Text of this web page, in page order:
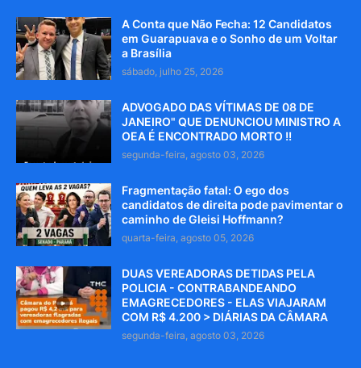
A Conta que Não Fecha: 12 Candidatos
em Guarapuava e o Sonho de um Voltar
a Brasília
sábado, julho 25, 2026
ADVOGADO DAS VÍTIMAS DE 08 DE
JANEIRO" QUE DENUNCIOU MINISTRO A
OEA É ENCONTRADO MORTO !!
segunda-feira, agosto 03, 2026
Fragmentação fatal: O ego dos
candidatos de direita pode pavimentar o
caminho de Gleisi Hoffmann?
quarta-feira, agosto 05, 2026
DUAS VEREADORAS DETIDAS PELA
POLICIA - CONTRABANDEANDO
EMAGRECEDORES - ELAS VIAJARAM
COM R$ 4.200 > DIÁRIAS DA CÂMARA
segunda-feira, agosto 03, 2026